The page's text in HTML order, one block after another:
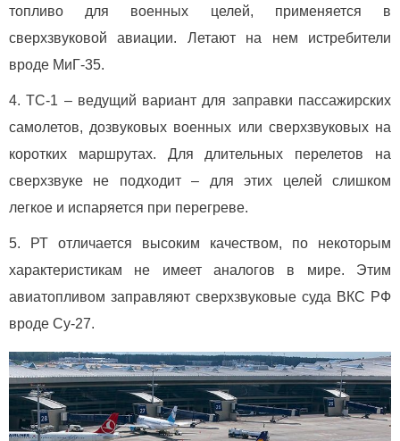
топливо для военных целей, применяется в
сверхзвуковой авиации. Летают на нем истребители
вроде МиГ-35.
ТС-1 – ведущий вариант для заправки пассажирских
самолетов, дозвуковых военных или сверхзвуковых на
коротких маршрутах. Для длительных перелетов на
сверхзвуке не подходит – для этих целей слишком
легкое и испаряется при перегреве.
РТ отличается высоким качеством, по некоторым
характеристикам не имеет аналогов в мире. Этим
авиатопливом заправляют сверхзвуковые суда ВКС РФ
вроде Су-27.